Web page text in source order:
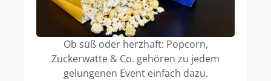
Ob süß oder herzhaft: Popcorn,
Zuckerwatte & Co. gehören zu jedem
gelungenen Event einfach dazu.